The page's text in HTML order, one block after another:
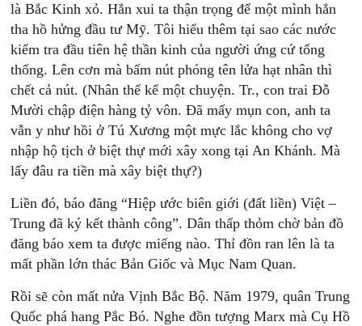
là Bắc Kinh xỏ. Hắn xui ta thận trọng để một mình hắn
tha hồ hửng đầu tư Mỹ. Tôi hiểu thêm tại sao các nước
kiểm tra đầu tiên hệ thần kinh của người ứng cứ tổng
thống. Lên cơn mà bấm nút phóng tên lửa hạt nhân thì
chết cả nút. (Nhân thể kể một chuyện. Tr., con trai Đỗ
Mười chập điện hàng tỷ vôn. Đã mấy mụn con, anh ta
vẫn y như hồi ở Tú Xương một mực lắc không cho vợ
nhập hộ tịch ở biệt thự mới xây xong tại An Khánh. Mà
lấy đâu ra tiền mà xây biệt thự?)
Liền đó, báo đăng “Hiệp ước biên giới (đất liền) Việt –
Trung đã ký kết thành công”. Dân thấp thỏm chờ bản đồ
đăng báo xem ta được miếng nào. Thỉ đồn ran lên là ta
mất phần lớn thác Bản Giốc và Mục Nam Quan.
Rồi sẽ còn mất nửa Vịnh Bắc Bộ. Năm 1979, quân Trung
Quốc phá hang Pắc Bó. Nghe đồn tượng Marx mà Cụ Hồ